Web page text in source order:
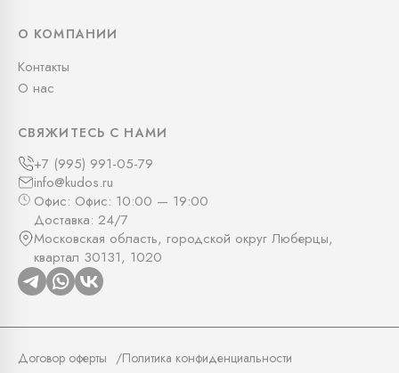
О КОМПАНИИ
Контакты
О нас
СВЯЖИТЕСЬ С НАМИ
+7 (995) 991-05-79
info@kudos.ru
Офис: Офис: 10:00 — 19:00
Доставка: 24/7
Московская область, городской округ Люберцы,
квартал 30131, 1020
Договор оферты Политика конфиденциальности